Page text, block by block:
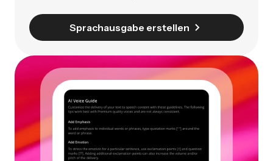
Sprachausgabe erstellen